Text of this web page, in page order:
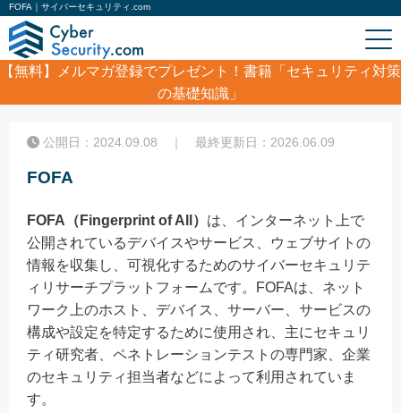
FOFA｜サイバーセキュリティ.com
【無料】
メルマガ登録でプレゼント！書籍「セキュリティ対策
の基礎知識」
FOFA
公開日：2024.09.08 ｜ 最終更新日：2026.06.09
FOFA
FOFA（Fingerprint of All） は、インターネット上で
公開されているデバイスやサービス、ウェブサイトの
情報を収集し、可視化するためのサイバーセキュリテ
ィリサーチプラットフォームです。FOFAは、ネット
ワーク上のホスト、デバイス、サーバー、サービスの
構成や設定を特定するために使用され、主にセキュリ
ティ研究者、ペネトレーションテストの専門家、企業
のセキュリティ担当者などによって利用されていま
す。